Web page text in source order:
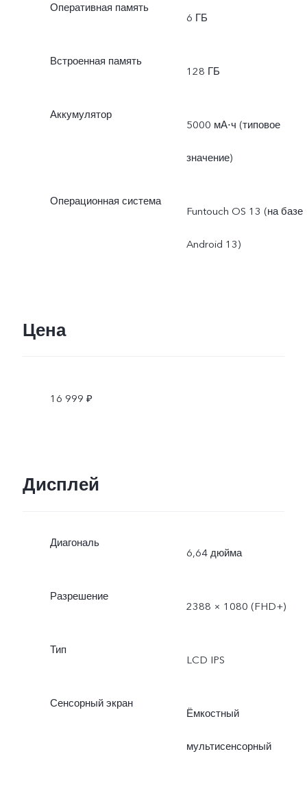
Оперативная память
6 ГБ
Встроенная память
128 ГБ
Аккумулятор
5000 мА⋅ч (типовое
значение)
Операционная система
Funtouch OS 13 (на базе
Android 13)
Цена
16 999 ₽
Дисплей
Диагональ
6,64 дюйма
Разрешение
2388 × 1080 (FHD+)
Тип
LCD IPS
Сенсорный экран
Ёмкостный
мультисенсорный